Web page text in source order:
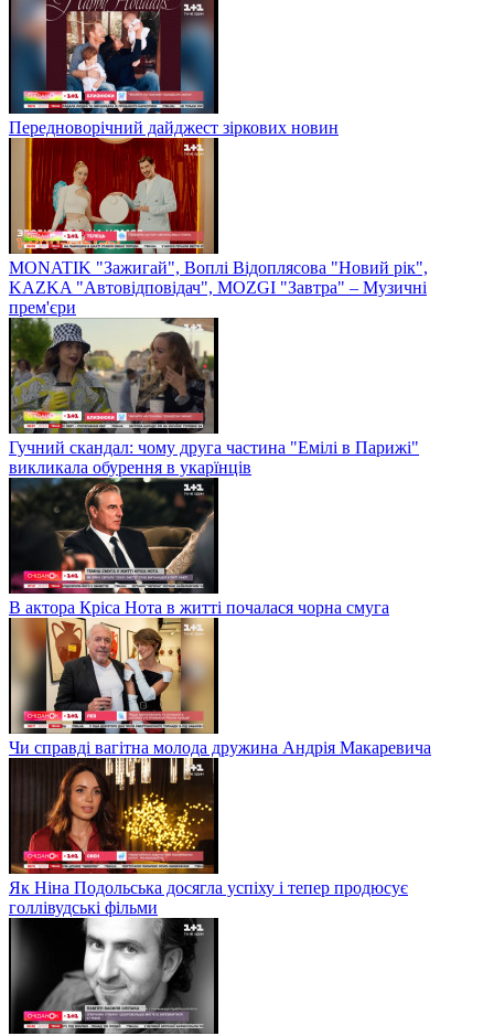
Передноворічний дайджест зіркових новин
MONATIK "Зажигай", Воплі Відоплясова "Новий рік",
KAZKA "Автовідповідач", MOZGI "Завтра" – Музичні
прем'єри
Гучний скандал: чому друга частина "Емілі в Парижі"
викликала обурення в укарїнців
В актора Кріса Нота в житті почалася чорна смуга
Чи справді вагітна молода дружина Андрія Макаревича
Як Ніна Подольська досягла успіху і тепер продюсує
голлівудські фільми